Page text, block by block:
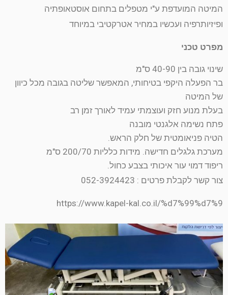
המיטה המועדפת ע"י מטפלים בתחום אוסטאופתיה
ופיזיותרפיה ועכשיו במחיר אטרקטיבי במיוחד
מפרט טכני
שינוי גובה בין 40-90 ס"מ
בר הפעלה היקפי בטיחותי, המאפשר שליטה בגובה מכל כיוון
של המיטה
בעלת מנוע חזק ועוצמתי עמיד לאורך זמן רב
פתח נשימה אלגנטי מובנה
הטיה פניאומטית של חלק הראש.
מערכת גלגלים חדישה. מידות כלליות 200/70 ס"מ
ריפוד דמוי עור איכותי בצבע כחול.
צור קשר לקבלת פרטים : 052-3924423
https://www.kapel-kal.co.il/%d7%99%d7%9